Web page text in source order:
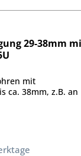
29-38mm
mit
ca. 38mm, z.B. an